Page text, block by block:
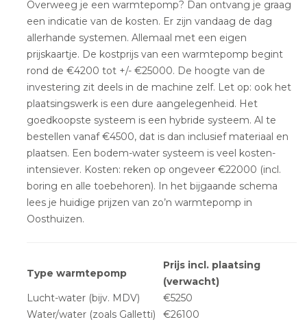
Overweeg je een warmtepomp? Dan ontvang je graag
een indicatie van de kosten. Er zijn vandaag de dag
allerhande systemen. Allemaal met een eigen
prijskaartje. De kostprijs van een warmtepomp begint
rond de €4200 tot +/- €25000. De hoogte van de
investering zit deels in de machine zelf. Let op: ook het
plaatsingswerk is een dure aangelegenheid. Het
goedkoopste systeem is een hybride systeem. Al te
bestellen vanaf €4500, dat is dan inclusief materiaal en
plaatsen. Een bodem-water systeem is veel kosten-
intensiever. Kosten: reken op ongeveer €22000 (incl.
boring en alle toebehoren). In het bijgaande schema
lees je huidige prijzen van zo’n warmtepomp in
Oosthuizen.
Type warmtepomp
Prijs incl. plaatsing
(verwacht)
Lucht-water (bijv. MDV)
€5250
Water/water (zoals Galletti)
€26100